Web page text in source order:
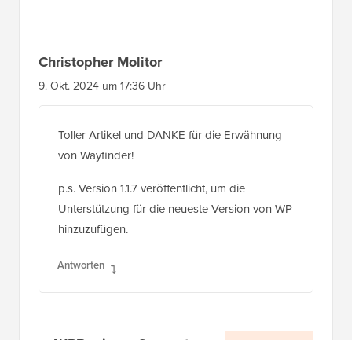
Christopher Molitor
9. Okt. 2024 um 17:36 Uhr
Toller Artikel und DANKE für die Erwähnung
von Wayfinder!
p.s. Version 1.1.7 veröffentlicht, um die
Unterstützung für die neueste Version von WP
hinzuzufügen.
Antworten